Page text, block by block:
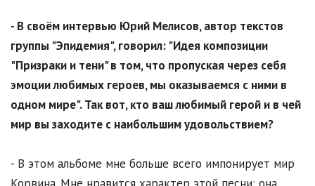
- В своём интервью Юрий Мелисов, автор текстов
группы "Эпидемия", говорил: "Идея композиции
"Призраки и тени" в том, что пропуская через себя
эмоции любимых героев, мы оказываемся с ними в
одном мире". Так вот, кто ваш любимый герой и в чей
мир вы заходите с наибольшим удовольствием?
- В этом альбоме мне больше всего импонирует мир